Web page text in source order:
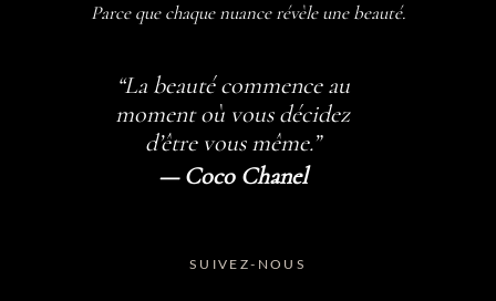
Parce que chaque nuance révèle une beauté.
“La beauté commence au
moment où vous décidez
d’être vous même.”
— Coco Chanel
SUIVEZ-NOUS